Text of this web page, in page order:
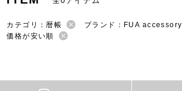
カテゴリ：暦帳
ブランド：FUA accessory
価格が安い順